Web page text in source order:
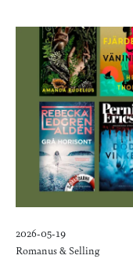
2026-05-19
Romanus & Selling